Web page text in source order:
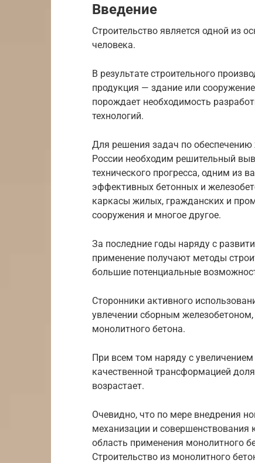
Введение
Строительство является одной из
человека.
В результате строительного
продукция — здание или
порождает необходимость
технологий.
Для решения задач по
России необходим решительный
технического прогресса, одним из
эффективных бетонных и
каркасы жилых, гражданских и
сооружения и многое другое.
За последние годы наряду с
применение получают методы
большие потенциальные
Сторонники активного
увлечении сборным
монолитного бетона.
При всем том наряду с
качественной трансформацией
возрастает.
Очевидно, что по мере внедрения
механизации и совершенствования
область применения монолитного
Строительство из монолитного